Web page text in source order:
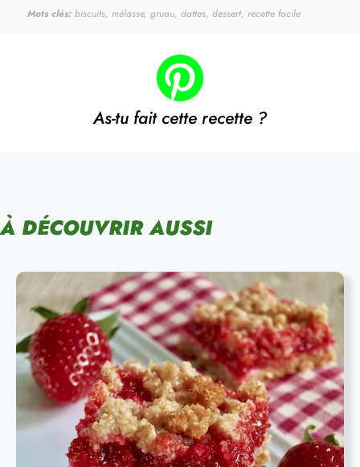
Mots clés: biscuits, mélasse, gruau, dattes, dessert, recette facile
As-tu fait cette recette ?
À DÉCOUVRIR AUSSI